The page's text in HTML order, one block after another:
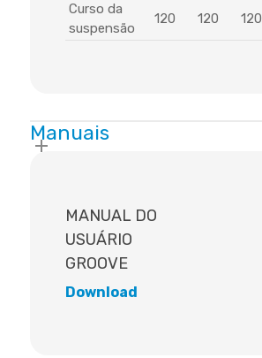
Curso da
suspensão
120 120 120
Manuais
MANUAL DO
USUÁRIO
GROOVE
Download